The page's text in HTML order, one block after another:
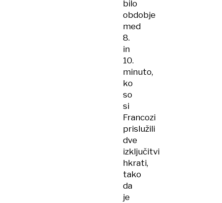
bilo
obdobje
med
8.
in
10.
minuto,
ko
so
si
Francozi
prislužili
dve
izključitvi
hkrati,
tako
da
je